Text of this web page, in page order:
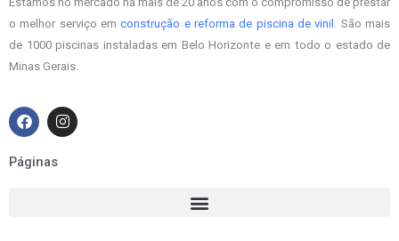
o melhor serviço emconstrução e reforma de piscina de vinil . São mais
de 1000 piscinas instaladas em Belo Horizonte e em todo o estado de
Minas Gerais.
F
a
c
e
b
I
n
s
Páginas